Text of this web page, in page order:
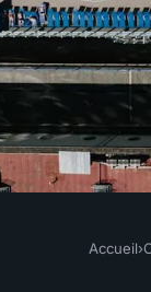
Accueil›